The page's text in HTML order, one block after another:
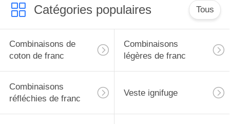
Catégories populaires Tous
Combinaisons de
coton de franc
Combinaisons
légères de franc
Combinaisons
réfléchies de franc
Veste ignifuge